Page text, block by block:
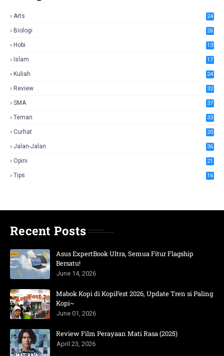
Arts 24
Biologi 26
Hobi 13
Islam 17
Kuliah 24
Review 32
SMA 37
Teman 33
Curhat 20
Jalan-Jalan 36
Opini 21
Tips 16
Recent Posts
Asus ExpertBook Ultra, Semua Fitur Flagship
Bersatu!
June 14, 2026
Mabok Kopi di KopiFest 2026, Update Tren si Paling
Kopi~
June 01, 2026
Review Film Perayaan Mati Rasa (2025)
April 23, 2026